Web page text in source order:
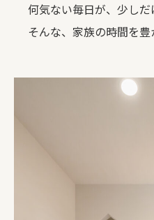
何気ない毎日が、少し
そんな、家族の時間を豊